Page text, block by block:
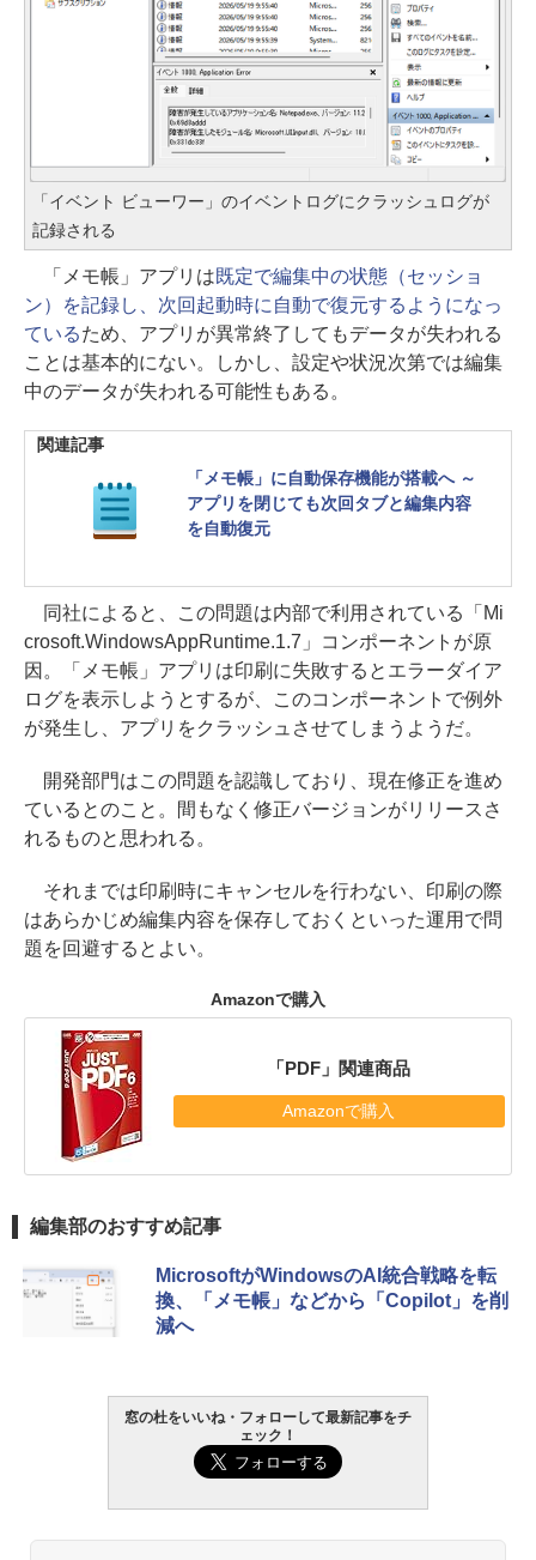
「イベント ビューワー」のイベントログにクラッシュログが
記録される
「メモ帳」アプリは既定で編集中の状態（セッショ
ン）を記録し、次回起動時に自動で復元するようになっ
ているため、アプリが異常終了してもデータが失われる
ことは基本的にない。しかし、設定や状況次第では編集
中のデータが失われる可能性もある。
関連記事
「メモ帳」に自動保存機能が搭載へ ～
アプリを閉じても次回タブと編集内容
を自動復元
同社によると、この問題は内部で利用されている「Mi
crosoft.WindowsAppRuntime.1.7」コンポーネントが原
因。「メモ帳」アプリは印刷に失敗するとエラーダイア
ログを表示しようとするが、このコンポーネントで例外
が発生し、アプリをクラッシュさせてしまうようだ。
開発部門はこの問題を認識しており、現在修正を進め
ているとのこと。間もなく修正バージョンがリリースさ
れるものと思われる。
それまでは印刷時にキャンセルを行わない、印刷の際
はあらかじめ編集内容を保存しておくといった運用で問
題を回避するとよい。
Amazonで購入
「PDF」関連商品
Amazonで購入
編集部のおすすめ記事
MicrosoftがWindowsのAI統合戦略を転
換、「メモ帳」などから「Copilot」を削
減へ
窓の杜をいいね・フォローして最新記事をチ
ェック！